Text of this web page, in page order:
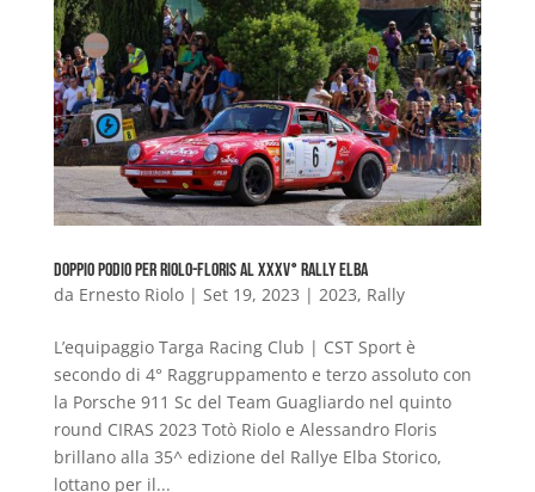
Doppio podio per Riolo-Floris al XXXV° Rally Elba
da Ernesto Riolo| Set 19, 2023 | 2023, Rally
L’equipaggio Targa Racing Club | CST Sport è
secondo di 4° Raggruppamento e terzo assoluto con
la Porsche 911 Sc del Team Guagliardo nel quinto
round CIRAS 2023 Totò Riolo e Alessandro Floris
brillano alla 35^ edizione del Rallye Elba Storico,
lottano per il...